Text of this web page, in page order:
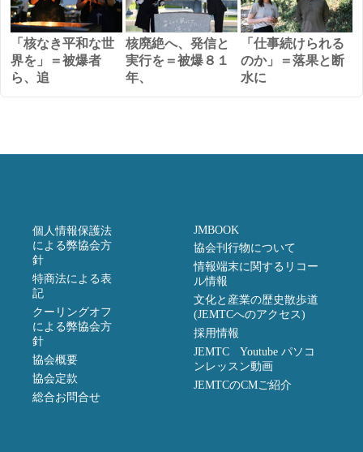
「核なき平和な世
界を」＝被爆者
ら、追
核廃絶へ、発信と
実行を＝被爆８１
年、
「仕事続けられる
のか」＝落果と断
水に
個人情報保護法
による弊協会方
針
特商法による表
記
クーリングオフ
による弊協会方
針
協会概要
協会定款
総合お問合せ
JMBOOK
協会刊行物について
情報端末に関するリコー
ル情報
文化と産業の歴史散歩道
(JEMTCへのアクセス)
採用情報
JEMTC Youtube パソコ
ンレッスン動画
JEMTCのCMご紹介